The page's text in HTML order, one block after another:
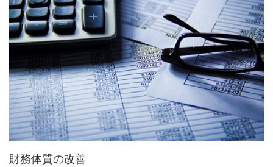
財務体質の改善